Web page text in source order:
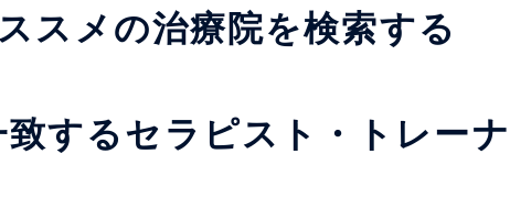
スメの治療院を検索する
するセラピスト・トレー